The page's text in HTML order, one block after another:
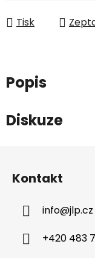
Tisk
Popis
Diskuze
Kontakt
info@jlp.cz
+420 483